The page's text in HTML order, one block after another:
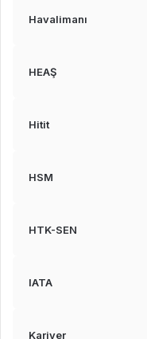
Havalimanı
HEAŞ
Hitit
HSM
HTK-SEN
IATA
Kariyer